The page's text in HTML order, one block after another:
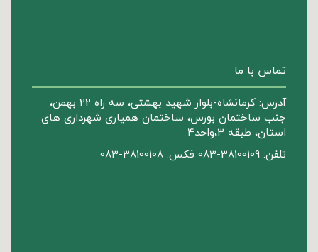
تماس با ما
آدرس: کرمانشاه-بلوار شهید بهشتی، سه راه 22 بهمن،
جنب ساختمان بورس، ساختمان همیاری شهرداری های
استان، طبقه 3،واحد4
تلفن: 38100109-083 فکس: 38100108-083